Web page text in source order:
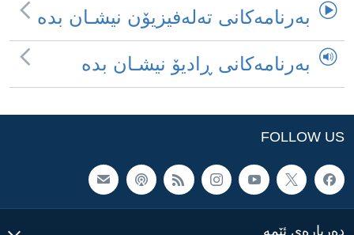
به‌رنامه‌کانی ته‌له‌فیزیۆن نیشـان بده‌
به‌رنامه‌کانی ڕادیۆ نیشـان بده‌
FOLLOW US
ده‌رباره‌ی ئێمه‌